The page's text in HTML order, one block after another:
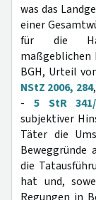
was das
einer
für die
maßgeblichen
BGH, Urteil
NStZ 2006, 284
- 5 StR
subjektiver
Täter die
Beweggründe
die
hat und,